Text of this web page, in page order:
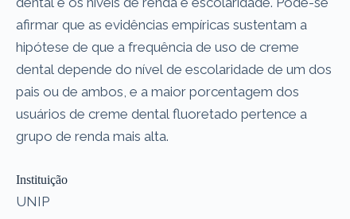
afirmar que as evidências empíricas sustentam a
hipótese de que a frequência de uso de creme
dental depende do nível de escolaridade de um dos
pais ou de ambos, e a maior porcentagem dos
usuários de creme dental fluoretado pertence a
grupo de renda mais alta.
Instituição
UNIP